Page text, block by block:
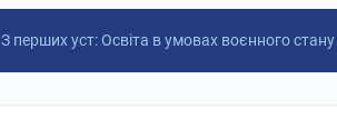
З перших уст: Освіта в умовах воєнного стану